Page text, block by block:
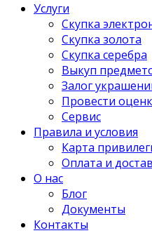
Услуги
Скупка
Скупка золота
Скупка серебра
Выкуп
Залог
Провести
Сервис
Правила и условия
Карта
Оплата и
О нас
Блог
Документы
Контакты